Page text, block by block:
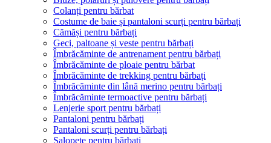
Colanți pentru bărbat
Costume de baie și pantaloni scurți pentru bărbați
Cămăși pentru bărbați
Geci, paltoane și veste pentru bărbați
Îmbrăcăminte de antrenament pentru bărbați
Îmbrăcăminte de ploaie pentru bărbat
Îmbrăcăminte de trekking pentru bărbați
Îmbrăcăminte din lână merino pentru bărbați
Îmbrăcăminte termoactive pentru bărbați
Lenjerie sport pentru bărbați
Pantaloni pentru bărbați
Pantaloni scurți pentru bărbați
Salopete pentru bărbați